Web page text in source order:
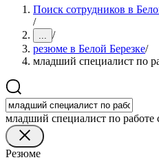
Поиск сотрудников в
/
... /
резюме в Белой Березке/
младший специалист по
младший специалист по работе
Резюме